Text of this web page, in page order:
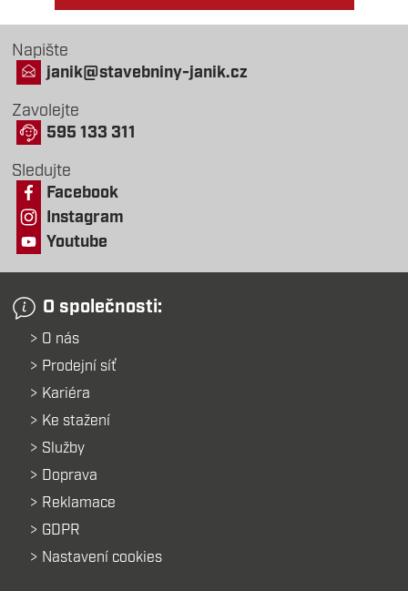
Napište
janik@stavebniny-janik.cz
Zavolejte
595 133 311
Sledujte
Facebook
Instagram
Youtube
O společnosti:
O nás
Prodejní síť
Kariéra
Ke stažení
Služby
Doprava
Reklamace
GDPR
Nastavení cookies